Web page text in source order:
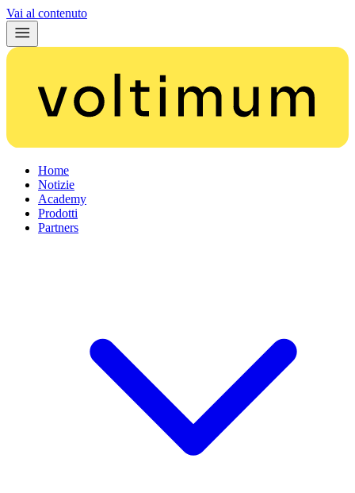
Vai al contenuto
Home
Notizie
Academy
Prodotti
Partners